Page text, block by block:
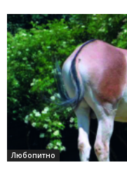
Любопитно